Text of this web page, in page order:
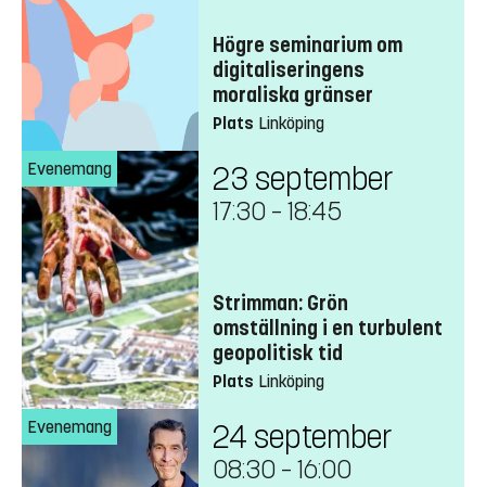
Högre seminarium om
digitaliseringens
moraliska gränser
Plats Linköping
Evenemang 23 september
17:30 – 18:45
Strimman: Grön
omställning i en turbulent
geopolitisk tid
Plats Linköping
Evenemang 24 september
08:30 – 16:00